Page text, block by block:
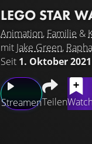
LEGO STAR
Animation, Familie &
mit Jake Green,
Seit 1. Oktober 2021
StreamenTeilen